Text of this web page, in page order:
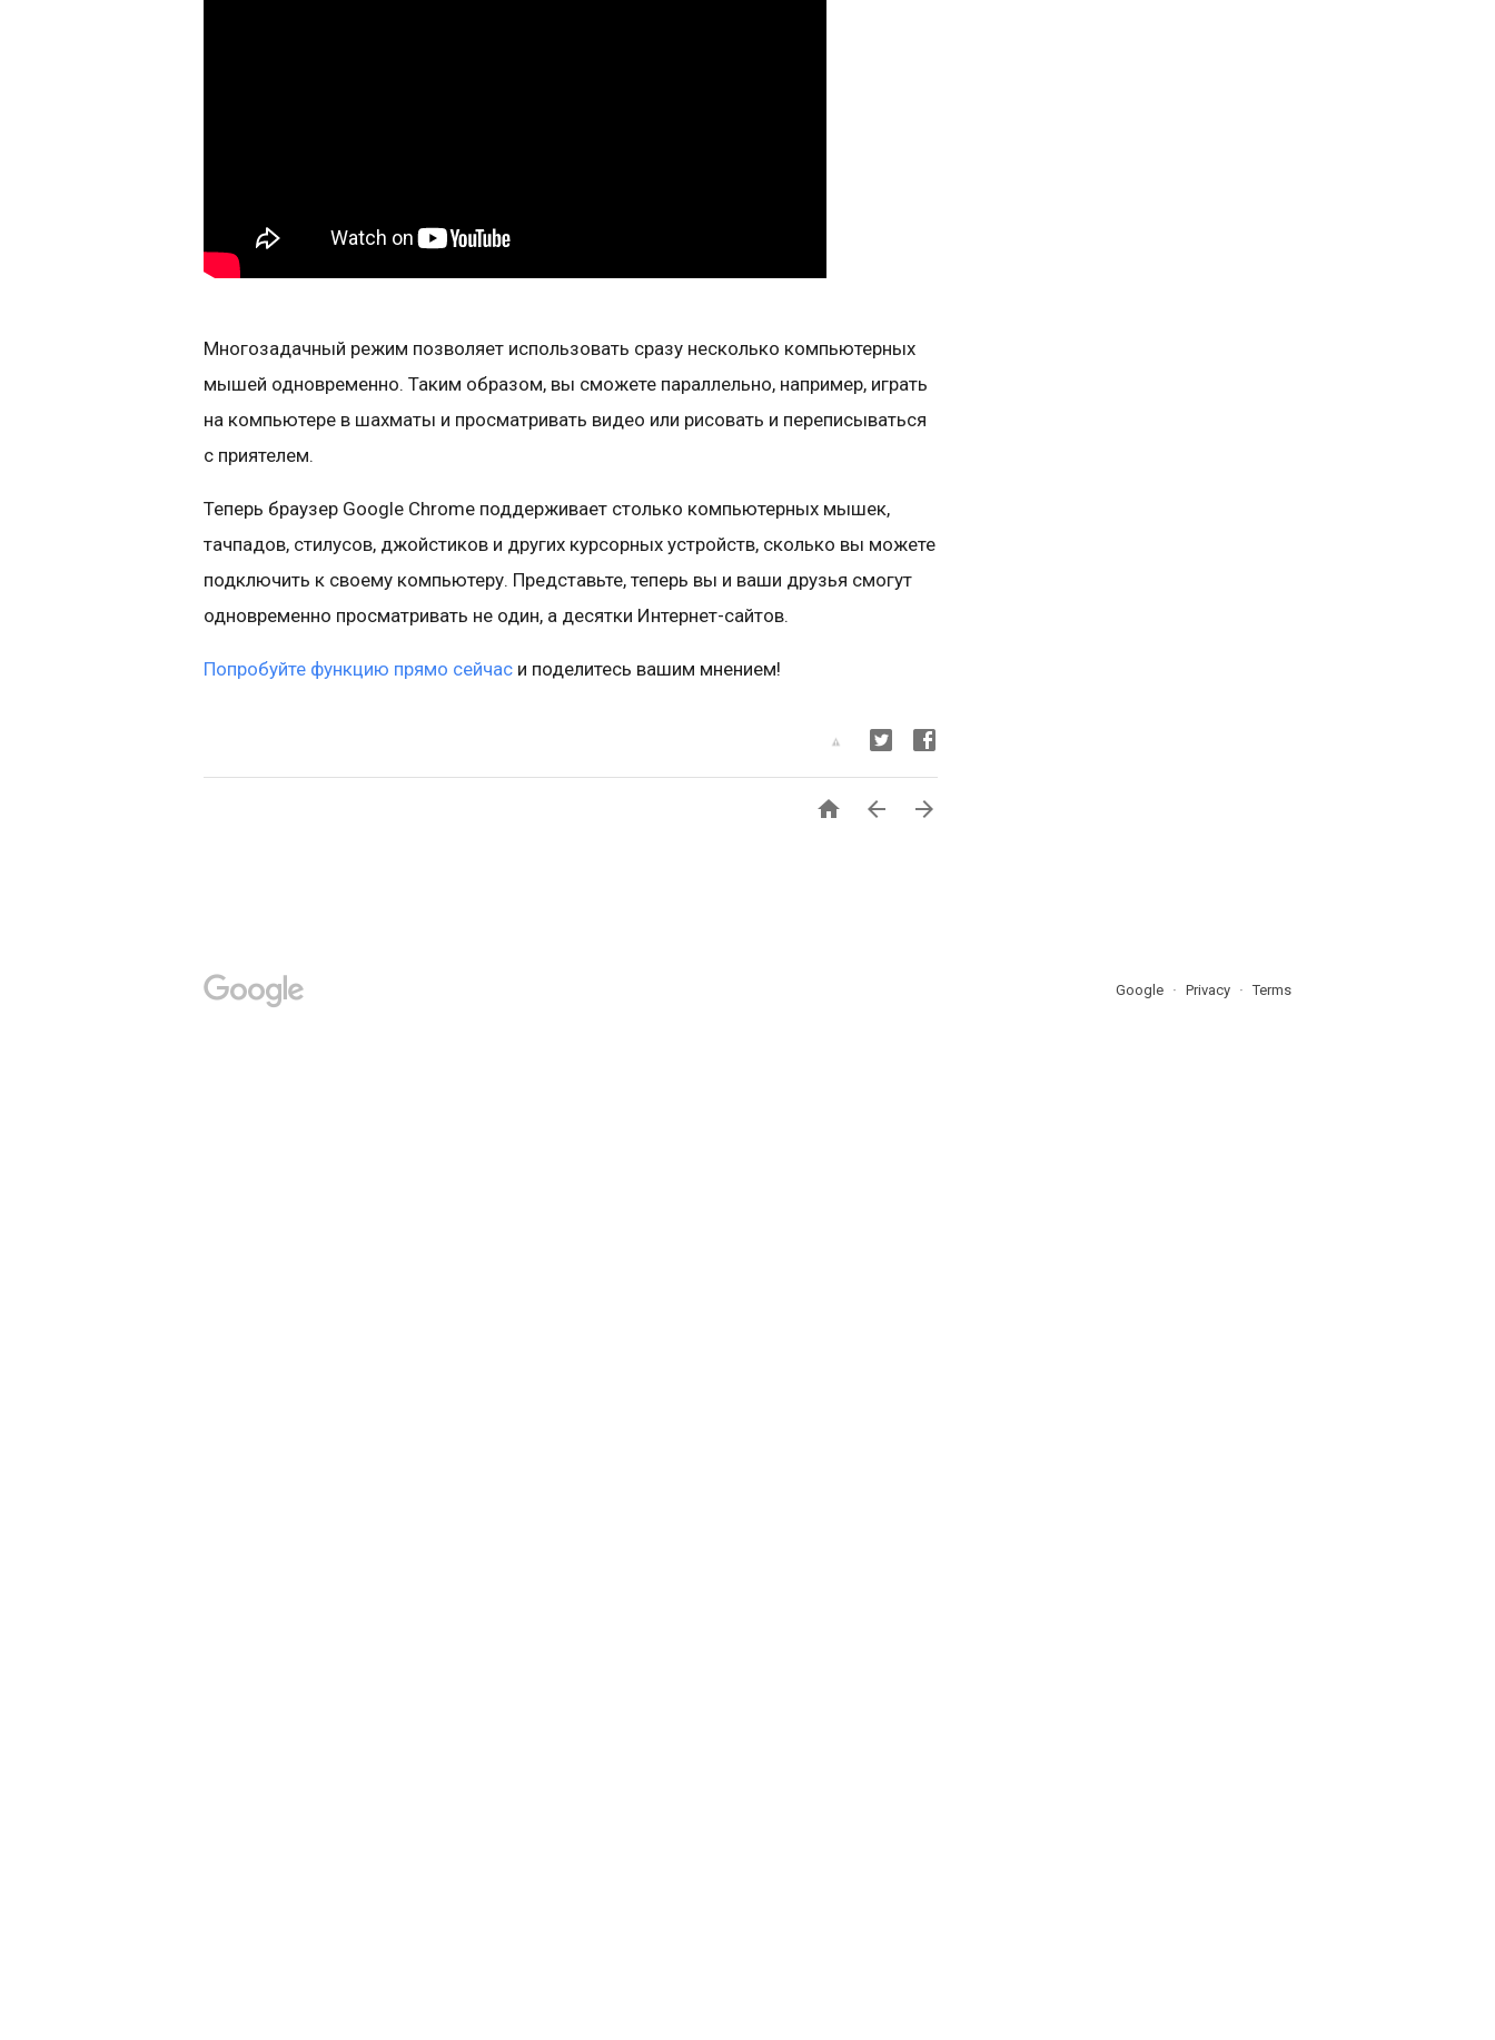
Многозадачный режим позволяет использовать сразу несколько компьютерных
мышей одновременно. Таким образом, вы сможете параллельно, например, играть
на компьютере в шахматы и просматривать видео или рисовать и переписываться
с приятелем.
Теперь браузер Google Chrome поддерживает столько компьютерных мышек,
тачпадов, стилусов, джойстиков и других курсорных устройств, сколько вы можете
подключить к своему компьютеру. Представьте, теперь вы и ваши друзья смогут
одновременно просматривать не один, а десятки Интернет-сайтов.
Попробуйте функцию прямо сейчас и поделитесь вашим мнением!
  
Google Privacy Terms